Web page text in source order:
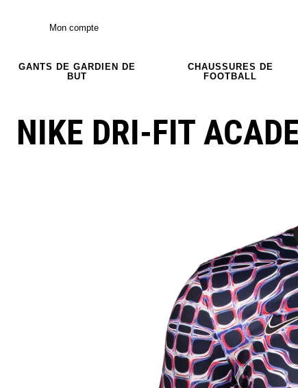
Mon compte
GANTS DE GARDIEN DE
BUT
CHAUSSURES DE
FOOTBALL
NIKE DRI-FIT